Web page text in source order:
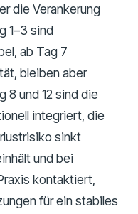
die Verankerung
1–3 sind
ab Tag 7
bleiben aber
8 und 12 sind die
integriert, die
sinkt
und bei
kontaktiert,
für ein stabiles